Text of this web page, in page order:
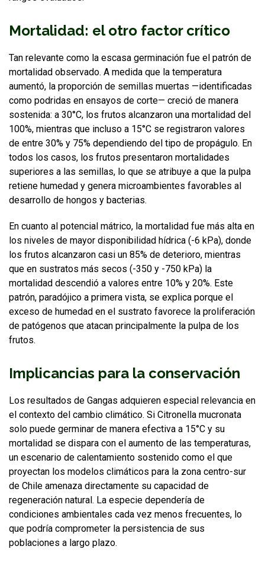
Mortalidad: el otro factor crítico
Tan relevante como la escasa germinación fue el patrón de
mortalidad observado. A medida que la temperatura
aumentó, la proporción de semillas muertas —identificadas
como podridas en ensayos de corte— creció de manera
sostenida: a 30°C, los frutos alcanzaron una mortalidad del
100%, mientras que incluso a 15°C se registraron valores
de entre 30% y 75% dependiendo del tipo de propágulo. En
todos los casos, los frutos presentaron mortalidades
superiores a las semillas, lo que se atribuye a que la pulpa
retiene humedad y genera microambientes favorables al
desarrollo de hongos y bacterias.
En cuanto al potencial mátrico, la mortalidad fue más alta en
los niveles de mayor disponibilidad hídrica (-6 kPa), donde
los frutos alcanzaron casi un 85% de deterioro, mientras
que en sustratos más secos (-350 y -750 kPa) la
mortalidad descendió a valores entre 10% y 20%. Este
patrón, paradójico a primera vista, se explica porque el
exceso de humedad en el sustrato favorece la proliferación
de patógenos que atacan principalmente la pulpa de los
frutos.
Implicancias para la conservación
Los resultados de Gangas adquieren especial relevancia en
el contexto del cambio climático. Si Citronella mucronata
solo puede germinar de manera efectiva a 15°C y su
mortalidad se dispara con el aumento de las temperaturas,
un escenario de calentamiento sostenido como el que
proyectan los modelos climáticos para la zona centro-sur
de Chile amenaza directamente su capacidad de
regeneración natural. La especie dependería de
condiciones ambientales cada vez menos frecuentes, lo
que podría comprometer la persistencia de sus
poblaciones a largo plazo.